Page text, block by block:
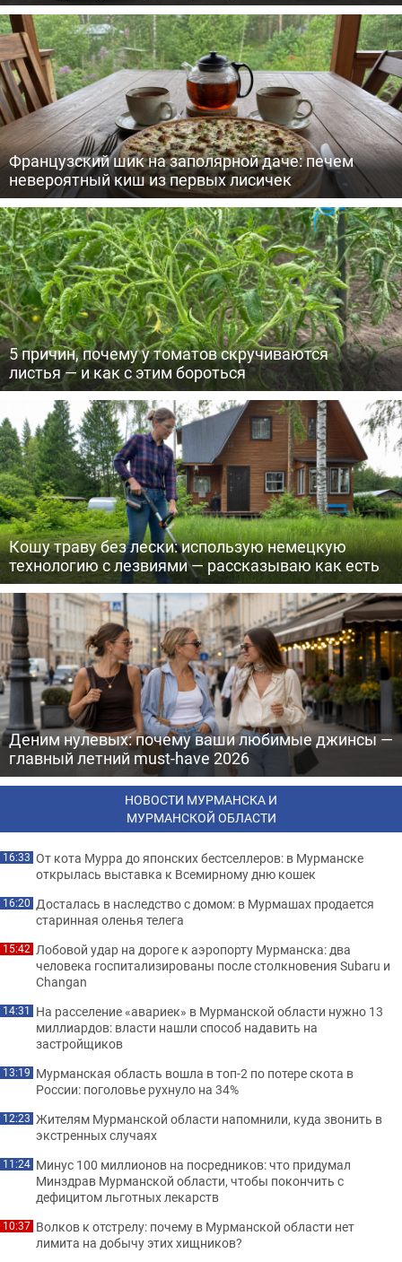
Французский шик на заполярной даче: печем
невероятный киш из первых лисичек
5 причин, почему у томатов скручиваются
листья — и как с этим бороться
Кошу траву без лески: использую немецкую
технологию с лезвиями — рассказываю как есть
Деним нулевых: почему ваши любимые джинсы —
главный летний must-have 2026
НОВОСТИ МУРМАНСКА И
МУРМАНСКОЙ ОБЛАСТИ
16:33 От кота Мурра до японских бестселлеров: в Мурманске
открылась выставка к Всемирному дню кошек
16:20 Досталась в наследство с домом: в Мурмашах продается
старинная оленья телега
15:42 Лобовой удар на дороге к аэропорту Мурманска: два
человека госпитализированы после столкновения Subaru и
Changan
14:31 На расселение «авариек» в Мурманской области нужно 13
миллиардов: власти нашли способ надавить на
застройщиков
13:19 Мурманская область вошла в топ-2 по потере скота в
России: поголовье рухнуло на 34%
12:23 Жителям Мурманской области напомнили, куда звонить в
экстренных случаях
11:24 Минус 100 миллионов на посредников: что придумал
Минздрав Мурманской области, чтобы покончить с
дефицитом льготных лекарств
10:37 Волков к отстрелу: почему в Мурманской области нет
лимита на добычу этих хищников?